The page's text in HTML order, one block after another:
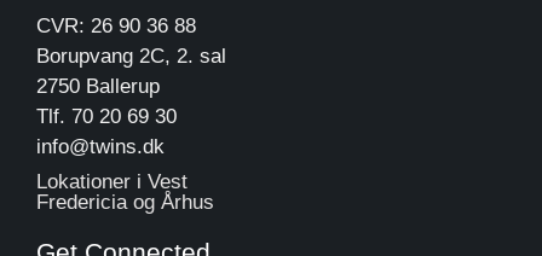
CVR: 26 90 36 88
Borupvang 2C, 2. sal
2750 Ballerup
Tlf. 70 20 69 30
info@twins.dk
Lokationer i Vest
Fredericia og Århus